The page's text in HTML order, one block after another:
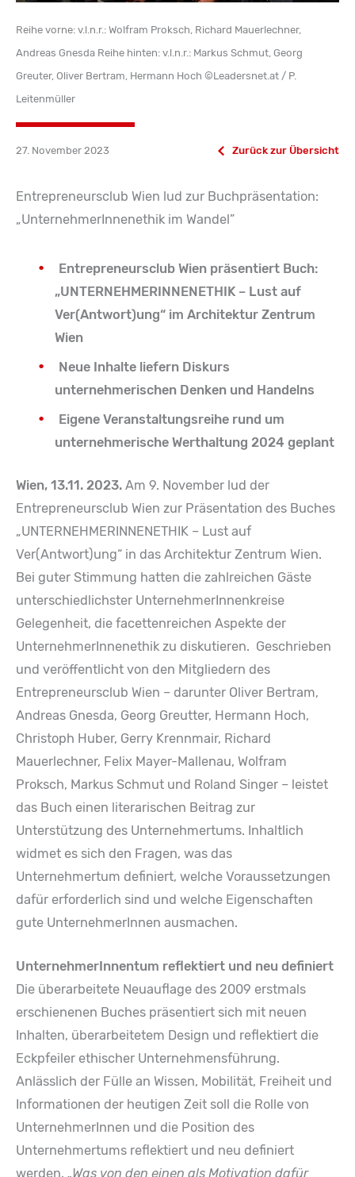
Reihe vorne: v.l.n.r.: Wolfram Proksch, Richard Mauerlechner,
Andreas Gnesda Reihe hinten: v.l.n.r.: Markus Schmut, Georg
Greuter, Oliver Bertram, Hermann Hoch ©Leadersnet.at / P.
Leitenmüller
27. November 2023 Zurück zur Übersicht
Entrepreneursclub Wien lud zur Buchpräsentation:
„UnternehmerInnenethik im Wandel”
Entrepreneursclub Wien präsentiert Buch:
„UNTERNEHMERINNENETHIK – Lust auf
Ver(Antwort)ung“ im Architektur Zentrum
Wien
Neue Inhalte liefern Diskurs
unternehmerischen Denken und Handelns
Eigene Veranstaltungsreihe rund um
unternehmerische Werthaltung 2024 geplant
Wien, 13.11. 2023. Am 9. November lud der
Entrepreneursclub Wien zur Präsentation des Buches
„UNTERNEHMERINNENETHIK – Lust auf
Ver(Antwort)ung“ in das Architektur Zentrum Wien.
Bei guter Stimmung hatten die zahlreichen Gäste
unterschiedlichster UnternehmerInnenkreise
Gelegenheit, die facettenreichen Aspekte der
UnternehmerInnenethik zu diskutieren. Geschrieben
und veröffentlicht von den Mitgliedern des
Entrepreneursclub Wien – darunter Oliver Bertram,
Andreas Gnesda, Georg Greutter, Hermann Hoch,
Christoph Huber, Gerry Krennmair, Richard
Mauerlechner, Felix Mayer-Mallenau, Wolfram
Proksch, Markus Schmut und Roland Singer – leistet
das Buch einen literarischen Beitrag zur
Unterstützung des Unternehmertums. Inhaltlich
widmet es sich den Fragen, was das
Unternehmertum definiert, welche Voraussetzungen
dafür erforderlich sind und welche Eigenschaften
gute UnternehmerInnen ausmachen.
UnternehmerInnentum reflektiert und neu definiert
Die überarbeitete Neuauflage des 2009 erstmals
erschienenen Buches präsentiert sich mit neuen
Inhalten, überarbeitetem Design und reflektiert die
Eckpfeiler ethischer Unternehmensführung.
Anlässlich der Fülle an Wissen, Mobilität, Freiheit und
Informationen der heutigen Zeit soll die Rolle von
UnternehmerInnen und die Position des
Unternehmertums reflektiert und neu definiert
werden. „Was von den einen als Motivation dafür